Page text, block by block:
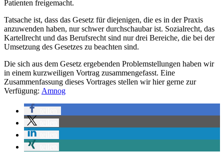
Patienten freigemacht.
Tatsache ist, dass das Gesetz für diejenigen, die es in der Praxis
anzuwenden haben, nur schwer durchschaubar ist. Sozialrecht, das
Kartellrecht und das Berufsrecht sind nur drei Bereiche, die bei der
Umsetzung des Gesetzes zu beachten sind.
Die sich aus dem Gesetz ergebenden Problemstellungen haben wir
in einem kurzweiligen Vortrag zusammengefasst. Eine
Zusammenfassung dieses Vortrages stellen wir hier gerne zur
Verfügung: Amnog